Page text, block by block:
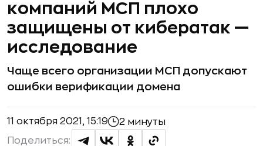
компаний МСП плохо
защищены от кибератак —
исследование
Чаще всего организации МСП допускают
ошибки верификации домена
11 октября 2021, 15:19 2 минуты
Поделиться: